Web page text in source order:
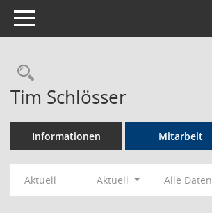
Toggle navigation
Rechercheauswahl
Tim Schlösser
Informationen Mitarbeit
Aktuell Aktuell Alle Daten